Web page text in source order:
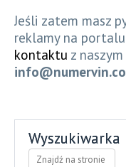
Jeśli zatem masz
reklamy na
kontaktu z
Wyszukiwarka